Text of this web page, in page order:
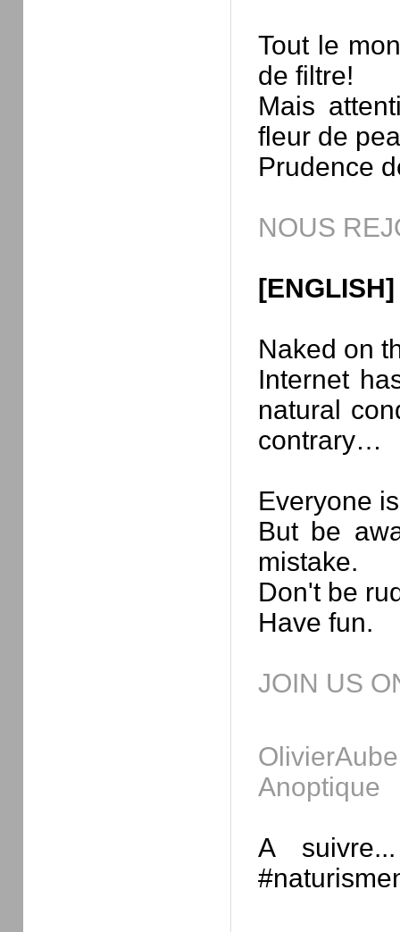
Tout le
de filtre!
Mais
fleur de
Prudence
NOUS
[ENGLISH]
Naked on
Internet
natural
contrary…
Everyone
But be
mistake.
Don't be
Have fun.
JOIN US
Anoptique
A